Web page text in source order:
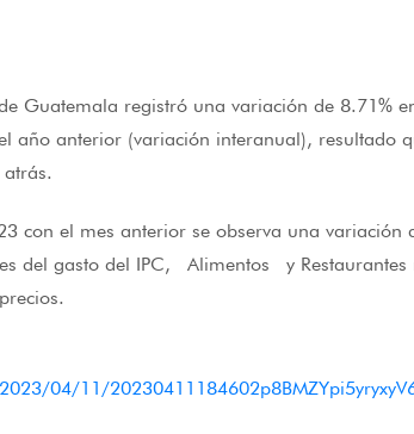
Guatemala registró una variación de 8.71%
año anterior (variación interanual), resultado
con el mes anterior se observa una variación
del gasto del IPC, Alimentos y Restaurantes
04/11/